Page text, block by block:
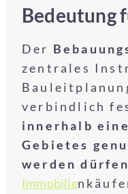
Bedeutung
Der
zentrales
verbindlich
innerhalb
Gebietes
werden dürfen
Immobilie